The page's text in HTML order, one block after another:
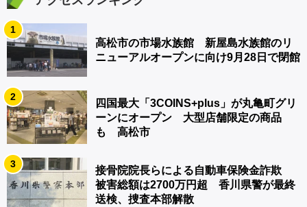
1
高松市の市場水族館 新屋島水族館のリ
ニューアルオープンに向け9月28日で閉館
2
四国最大「3COINS+plus」が丸亀町グリ
ーンにオープン 大型店舗限定の商品
も 高松市
3
接骨院院長らによる自動車保険金詐欺
被害総額は2700万円超 香川県警が最終
送検、捜査本部解散